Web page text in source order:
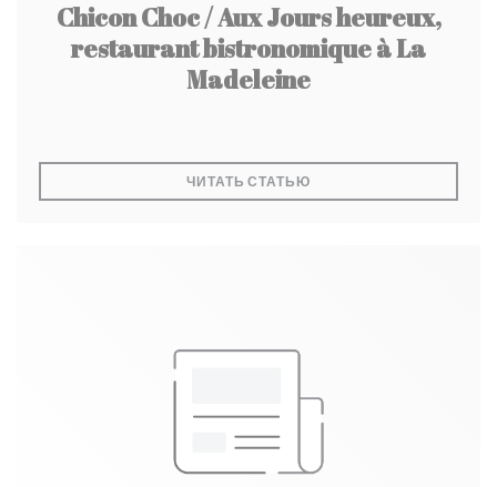
Chicon Choc / Aux Jours heureux,
restaurant bistronomique à La
Madeleine
ЧИТАТЬ СТАТЬЮ((ОТКРЫВАЕТСЯ В